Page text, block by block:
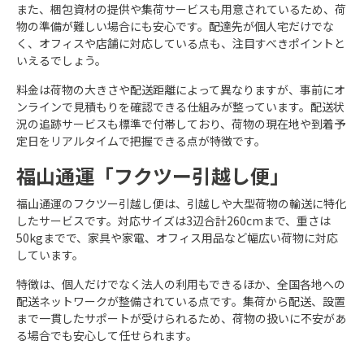
また、梱包資材の提供や集荷サービスも用意されているため、荷
物の準備が難しい場合にも安心です。配達先が個人宅だけでな
く、オフィスや店舗に対応している点も、注目すべきポイントと
いえるでしょう。
料金は荷物の大きさや配送距離によって異なりますが、事前にオ
ンラインで見積もりを確認できる仕組みが整っています。配送状
況の追跡サービスも標準で付帯しており、荷物の現在地や到着予
定日をリアルタイムで把握できる点が特徴です。
福山通運「フクツー引越し便」
福山通運のフクツー引越し便は、引越しや大型荷物の輸送に特化
したサービスです。対応サイズは3辺合計260cmまで、重さは
50kgまでで、家具や家電、オフィス用品など幅広い荷物に対応
しています。
特徴は、個人だけでなく法人の利用もできるほか、全国各地への
配送ネットワークが整備されている点です。集荷から配送、設置
まで一貫したサポートが受けられるため、荷物の扱いに不安があ
る場合でも安心して任せられます。